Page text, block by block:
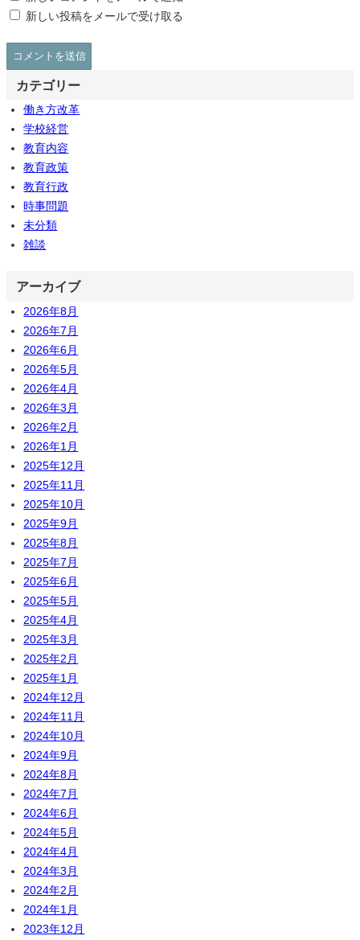
新しい投稿をメールで受け取る
カテゴリー
働き方改革
学校経営
教育内容
教育政策
教育行政
時事問題
未分類
雑談
アーカイブ
2026年8月
2026年7月
2026年6月
2026年5月
2026年4月
2026年3月
2026年2月
2026年1月
2025年12月
2025年11月
2025年10月
2025年9月
2025年8月
2025年7月
2025年6月
2025年5月
2025年4月
2025年3月
2025年2月
2025年1月
2024年12月
2024年11月
2024年10月
2024年9月
2024年8月
2024年7月
2024年6月
2024年5月
2024年4月
2024年3月
2024年2月
2024年1月
2023年12月